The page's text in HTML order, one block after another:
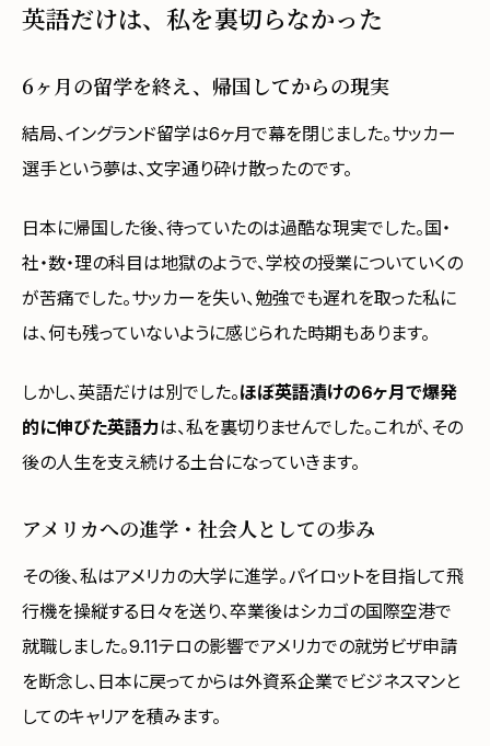
英語だけは、私を裏切らなかった
6ヶ月の留学を終え、帰国してからの現実
結局、イングランド留学は6ヶ月で幕を閉じました。サッカー
選手という夢は、文字通り砕け散ったのです。
日本に帰国した後、待っていたのは過酷な現実でした。国・
社・数・理の科目は地獄のようで、学校の授業についていくの
が苦痛でした。サッカーを失い、勉強でも遅れを取った私に
は、何も残っていないように感じられた時期もあります。
しかし、英語だけは別でした。ほぼ英語漬けの6ヶ月で爆発
的に伸びた英語力は、私を裏切りませんでした。これが、その
後の人生を支え続ける土台になっていきます。
アメリカへの進学・社会人としての歩み
その後、私はアメリカの大学に進学。パイロットを目指して飛
行機を操縦する日々を送り、卒業後はシカゴの国際空港で
就職しました。9.11テロの影響でアメリカでの就労ビザ申請
を断念し、日本に戻ってからは外資系企業でビジネスマンと
してのキャリアを積みます。